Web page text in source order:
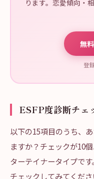
ります。恋愛傾向・
無
登
ESFP度診断チェ
以下の15項目のうち、
ますか？チェックが10
ターテイナータイプで
チェックしてみてくださ